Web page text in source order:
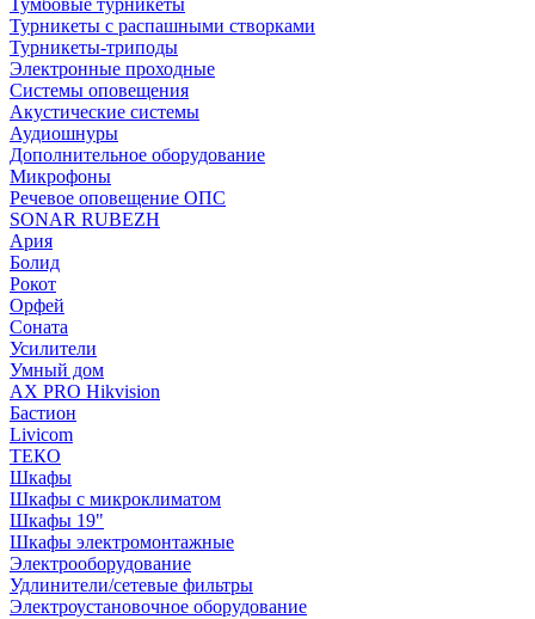
Тумбовые турникеты
Турникеты с распашными створками
Турникеты-триподы
Электронные проходные
Системы оповещения
Акустические системы
Аудиошнуры
Дополнительное оборудование
Микрофоны
Речевое оповещение ОПС
SONAR RUBEZH
Ария
Болид
Рокот
Орфей
Соната
Усилители
Умный дом
AX PRO Hikvision
Бастион
Livicom
ТЕКО
Шкафы
Шкафы с микроклиматом
Шкафы 19"
Шкафы электромонтажные
Электрооборудование
Удлинители/сетевые фильтры
Электроустановочное оборудование